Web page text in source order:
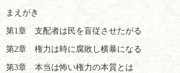
まえがき
第1章 支配者は民を盲従させたがる
第2章 権力は時に腐敗し横暴になる
第3章 本当は怖い権力の本質とは